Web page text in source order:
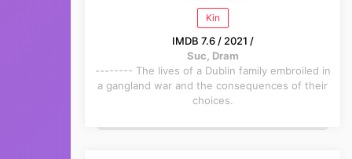
Kin
IMDB 7.6 / 2021 /
Suc, Dram
-------- The lives of a Dublin family embroiled in
a gangland war and the consequences of their
choices.